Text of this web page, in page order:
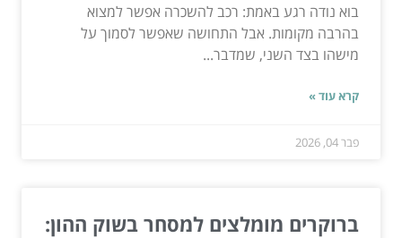
בוא נודה רגע באמת: רכב להשכרה אפשר למצוא
בהרבה מקומות. אבל התחושה שאפשר לסמוך על
מישהו בצד השני, שמדבר...
קרא עוד »
פבר 04, 2026
ברוקרים מומלצים למסחר בשוק ההון: